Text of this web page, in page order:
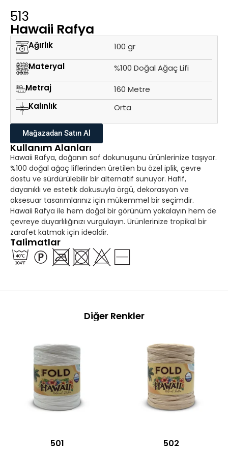
513
Hawaii Rafya
Ağırlık
100 gr
Materyal
%100 Doğal Ağaç Lifi
Metraj
160 Metre
Kalınlık
Orta
Mağazadan Satın Al
Kullanım Alanları
Hawaii Rafya, doğanın saf dokunuşunu ürünlerinize taşıyor.
%100 doğal ağaç liflerinden üretilen bu özel iplik, çevre
dostu ve sürdürülebilir bir alternatif sunuyor. Hafif,
dayanıklı ve estetik dokusuyla örgü, dekorasyon ve
aksesuar tasarımlarınız için mükemmel bir seçimdir.
Hawaii Rafya ile hem doğal bir görünüm yakalayın hem de
çevreye duyarlılığınızı vurgulayın. Ürünlerinize tropikal bir
zarafet katmak için idealdir.
Talimatlar
Diğer Renkler
501 502